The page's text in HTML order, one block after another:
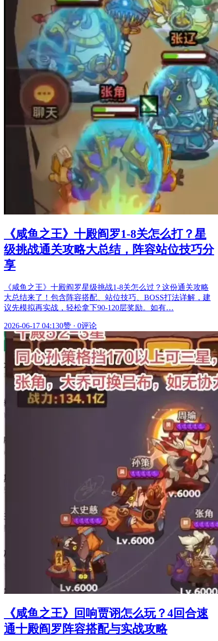
《咸鱼之王》十殿阎罗1-8关怎么打？星
级挑战通关攻略大总结，阵容站位技巧分
享
《咸鱼之王》十殿阎罗星级挑战1-8关怎么过？这份通关攻略
大总结来了！包含阵容搭配、站位技巧、BOSS打法详解，建
议先模拟再实战，轻松拿下90-120层奖励。如有…
2026-06-17 04:130赞 · 0评论
《咸鱼之王》回响贾诩怎么玩？4回合速
通十殿阎罗阵容搭配与实战攻略